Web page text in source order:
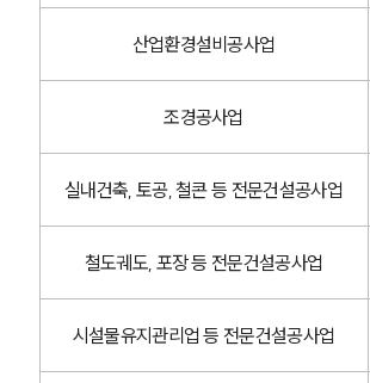
산업환경설비공사업
조경공사업
실내건축, 토공, 철콘 등 전문건설공사업
철도궤도, 포장 등 전문건설공사업
시설물유지관리업 등 전문건설공사업